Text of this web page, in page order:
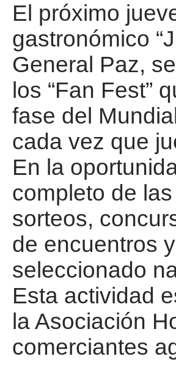
El próximo
gastronómico
General Paz,
los “Fan Fest”
fase del
cada vez que
En la
completo de
sorteos,
de encuentros
seleccionado
Esta actividad
la Asociación
comerciantes